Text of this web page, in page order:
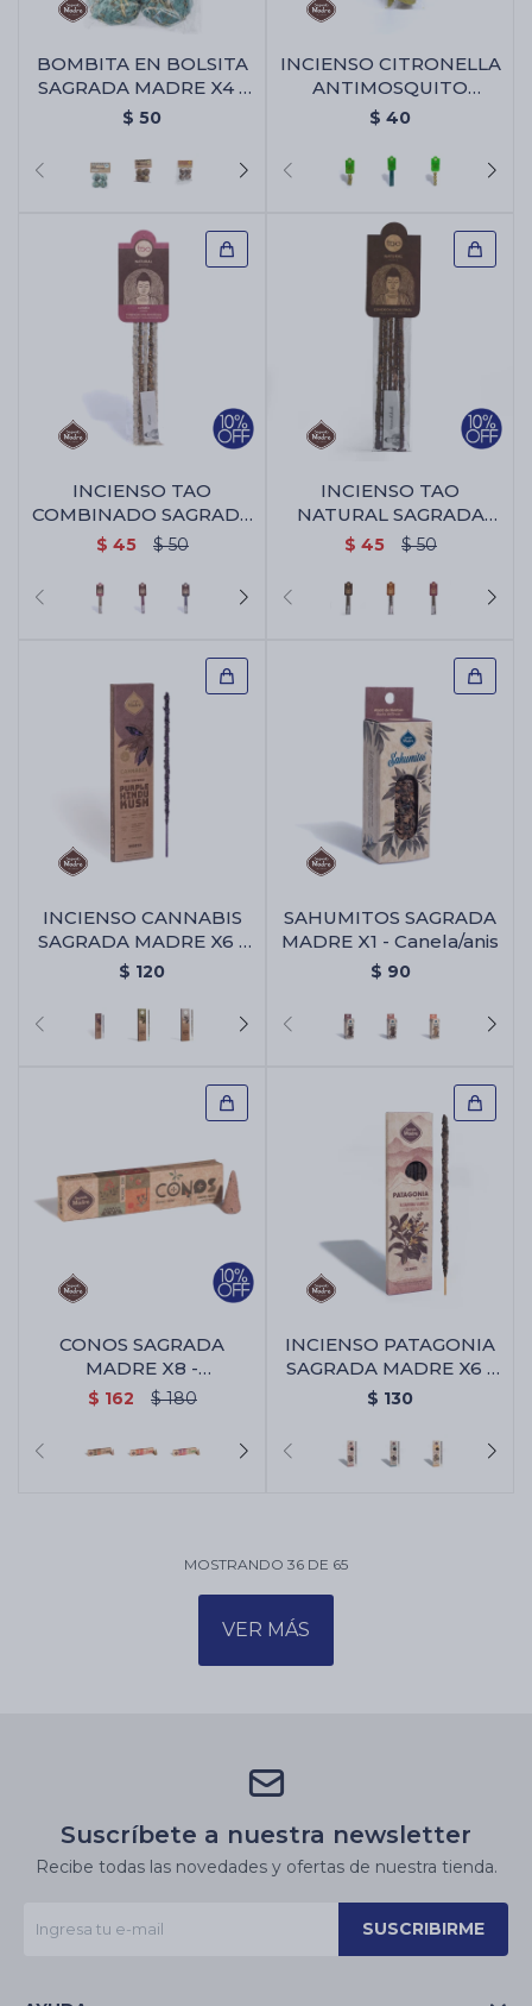
BOMBITA EN BOLSITA
SAGRADA MADRE X4 -
Abre Camino
$ 50
INCIENSO CITRONELLA
ANTIMOSQUITO
SAGRADA MADRE -
$ 40
INCIENSO TAO
COMBINADO SAGRADA
MADRE - Rosa/jazmin
$ 45 $ 50
INCIENSO TAO
NATURAL SAGRADA
MADRE X5 - Palo
$ 45 $ 50
INCIENSO CANNABIS
SAGRADA MADRE X6 -
Purple Hindu Kush
$ 120
SAHUMITOS SAGRADA
MADRE X1 - Canela/anis
$ 90
CONOS SAGRADA
MADRE X8 -
Sandalo/yagra
$ 162 $ 180
INCIENSO PATAGONIA
SAGRADA MADRE X6 -
Algaborra/vainilla
$ 130
MOSTRANDO 36 DE 65
VER MÁS
Suscríbete a nuestra newsletter
Recibe todas las novedades y ofertas de nuestra tienda.
SUSCRIBIRME